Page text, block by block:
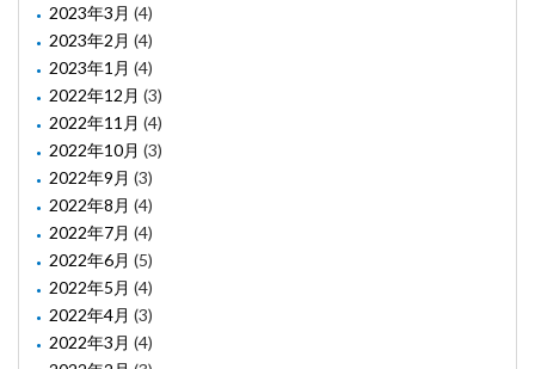
2023年3月 (4)
2023年2月 (4)
2023年1月 (4)
2022年12月 (3)
2022年11月 (4)
2022年10月 (3)
2022年9月 (3)
2022年8月 (4)
2022年7月 (4)
2022年6月 (5)
2022年5月 (4)
2022年4月 (3)
2022年3月 (4)